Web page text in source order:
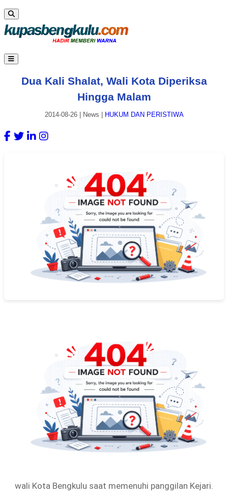
Dua Kali Shalat, Wali Kota Diperiksa
Hingga Malam
2014-08-26| News HUKUM DAN PERISTIWA
wali Kota Bengkulu saat memenuhi panggilan Kejari.